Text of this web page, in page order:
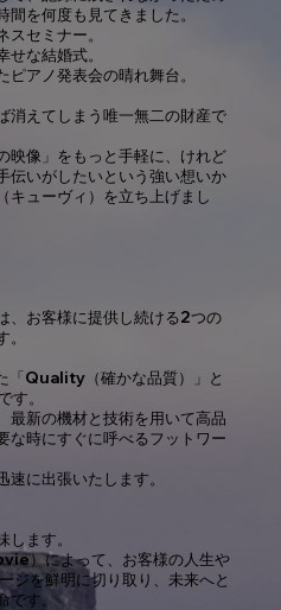
を何度も見てきました。
セミナー。
な結婚式。
アノ発表会の晴れ舞台。
消えてしまう唯一無二の財産で
映像」をもっと手軽に、けれど
伝いがしたいという強い想いか
ューヴィ）を立ち上げまし
お客様に提供し続ける2つの
「Quality（確かな品質）」と
す。
最新の機材と技術を用いて高品
な時にすぐに呼べるフットワー
に出張いたします。
します。
）によって、お客様の人生や
ジを鮮明に切り取り、未来へと
です。